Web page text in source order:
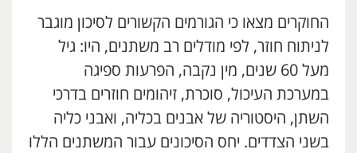
החוקרים מצאו כי הגורמים הקשורים לסיכון מוגבר
לניתוח חוזר, לפי מודלים רב משתנים, היו: גיל
מעל 60 שנים, מין נקבה, הפרעות ספיגה
במערכת העיכול, סוכרת, זיהומים חוזרים בדרכי
השתן, היסטוריה של אבנים בכליה, ואבני כליה
בשני הצדדים. יחס הסיכונים עבור המשתנים הללו